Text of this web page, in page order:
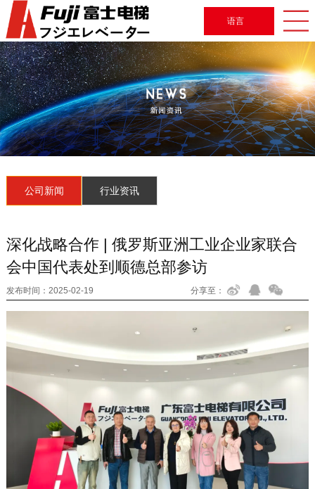
语言
公司新闻 行业资讯
深化战略合作 | 俄罗斯亚洲工业企业家联合
会中国代表处到顺德总部参访
发布时间： 2025-02-19 分享至：